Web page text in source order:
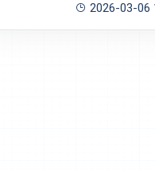
2026-03-06